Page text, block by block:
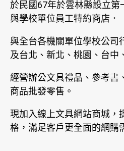
於民國67年於雲林縣設立第
與學校單位員工特約商店．
與全台各機關單位學校公司
及台北、新北、桃園、台中
經營辦公文具禮品、參考書
商品批發零售。
現加入線上文具網站商城，
格，滿足客戶更全面的網購